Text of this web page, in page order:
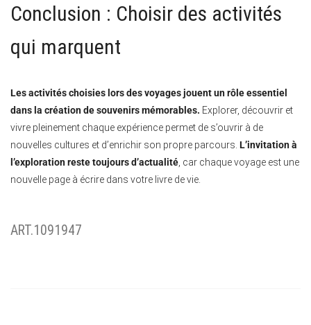
Conclusion : Choisir des activités
qui marquent
Les activités choisies lors des voyages jouent un rôle essentiel
dans la création de souvenirs mémorables. Explorer, découvrir et
vivre pleinement chaque expérience permet de s’ouvrir à de
nouvelles cultures et d’enrichir son propre parcours. L’invitation à
l’exploration reste toujours d’actualité , car chaque voyage est une
nouvelle page à écrire dans votre livre de vie.
ART.1091947